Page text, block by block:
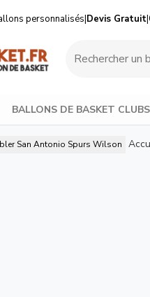
personnalisés|Devis Gratuit|
BALLONS DE BASKET CLUBS
San Antonio Spurs Wilson